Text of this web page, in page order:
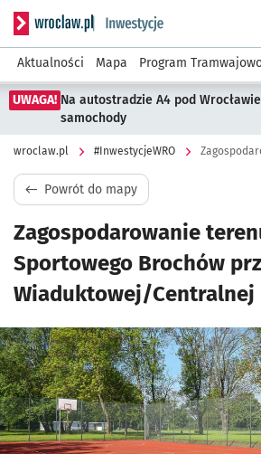
Serwis informacyjny wroclaw.pl
Aktualności Mapa Program
UWAGA! Na autostradzie A4 pod
samochody
wroclaw.pl #InwestycjeWRO
Powrót do mapy
Zagospodarowanie
Sportowego Brochów
Wiaduktowej/Centralnej
Kliknij, aby powiększyć